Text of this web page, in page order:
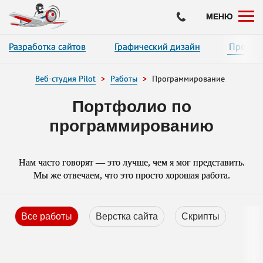
МЕНЮ
Разработка сайтов Графический дизайн
Веб-студия Pilot Работы Программирование
Портфолио по
программированию
Нам часто говорят — это лучше, чем я мог представить.
Мы же отвечаем, что это просто хорошая работа.
Все работы Верстка сайта Скрипты